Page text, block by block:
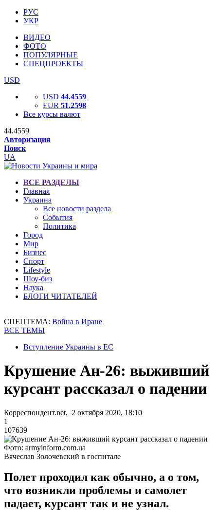
РУС
УКР
ВИДЕО
ФОТО
ПОПУЛЯРНЫЕ
СПЕЦПРОЕКТЫ
USD
USD 44.4559
EUR 51.2598
Все курсы валют
44.4559
Авторизация
Поиск
UA
ВСЕ РАЗДЕЛЫ
Главная
Украина
Все новости раздела
События
Политика
Город
Мир
Бизнес
Спорт
Lifestyle
Шоу-биз
Наука
БЛОГИ ЧИТАТЕЛЕЙ
СПЕЦТЕМА: Война в Иране
ВСЕ ТЕМЫ
Вступление Украины в ЕС
Крушение Ан-26: выживший
курсант рассказал о падении
Корреспондент.net, 2 октября 2020, 18:10
1
107639
Фото: armyinform.com.ua
Вячеслав Золочевский в госпитале
Полет проходил как обычно, а о том,
что возникли проблемы и самолет
падает, курсант так и не узнал.